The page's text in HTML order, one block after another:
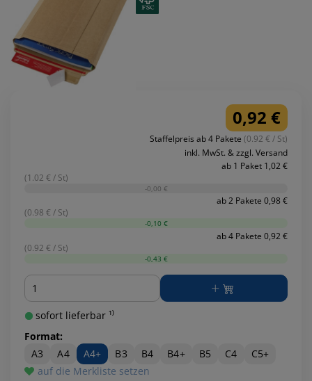
0,92 €
Staffelpreis ab 4 Pakete (0.92 € / St)
inkl. MwSt. & zzgl. Versand
ab 1 Paket 1,02 €
(1.02 € / St)
-0,00 €
ab 2 Pakete 0,98 €
(0.98 € / St)
-0,10 €
ab 4 Pakete 0,92 €
(0.92 € / St)
-0,43 €
Menge
sofort lieferbar ¹⁾
Format:
A3
A4 A4+ B3 B4 B4+ B5 C4
C5+
auf die Merkliste setzen